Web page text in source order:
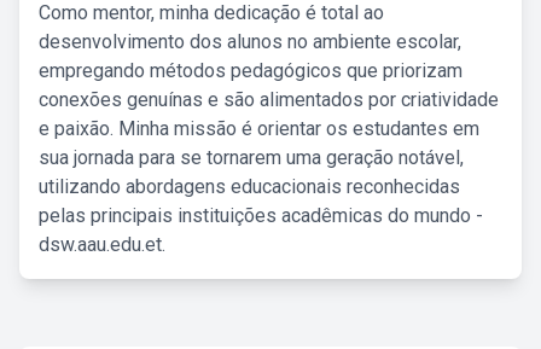
Como mentor, minha dedicação é total ao
desenvolvimento dos alunos no ambiente escolar,
empregando métodos pedagógicos que priorizam
conexões genuínas e são alimentados por criatividade
e paixão. Minha missão é orientar os estudantes em
sua jornada para se tornarem uma geração notável,
utilizando abordagens educacionais reconhecidas
pelas principais instituições acadêmicas do mundo -
dsw.aau.edu.et.